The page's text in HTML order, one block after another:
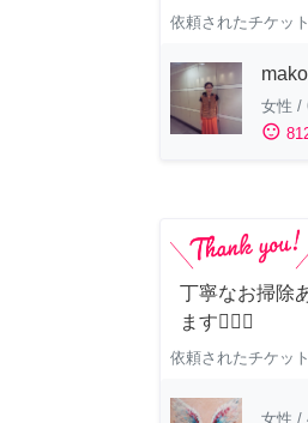
依頼されたチケット
女性 /
sentiment_satisfied
丁寧なお掃除
ます🙆‍♀️✨
依頼されたチケット
女性 /